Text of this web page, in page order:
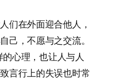
们在外面迎合他人，
己，不愿与之交流。
的心理，也让人与人
言行上的失误也时常